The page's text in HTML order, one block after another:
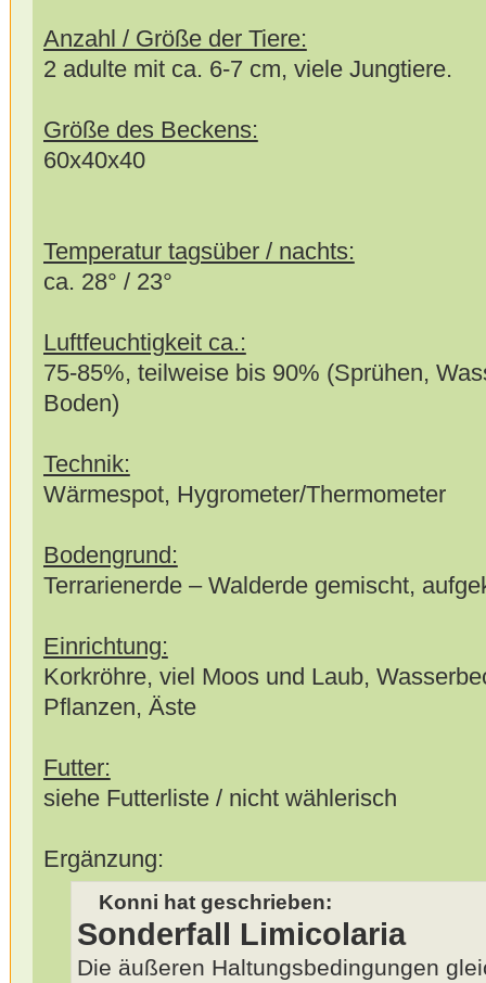
Anzahl / Größe der Tiere:
2 adulte mit ca. 6-7 cm, viele Jungtiere.
Größe des Beckens:
60x40x40
Temperatur tagsüber / nachts:
ca. 28° / 23°
Luftfeuchtigkeit ca.:
75-85%, teilweise bis 90% (Sprühen,
Boden)
Technik:
Wärmespot, Hygrometer/Thermometer
Bodengrund:
Terrarienerde – Walderde gemischt,
Einrichtung:
Korkröhre, viel Moos und Laub,
Pflanzen, Äste
Futter:
siehe Futterliste / nicht wählerisch
Ergänzung:
Konni hat geschrieben:
Sonderfall Limicolaria
Die äußeren Haltungsbedingungen